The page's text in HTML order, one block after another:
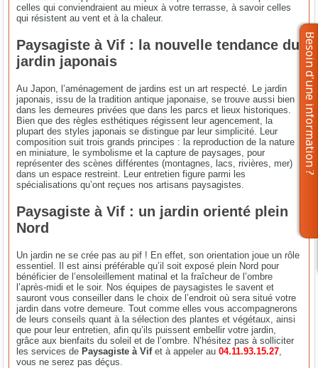
celles qui conviendraient au mieux à votre terrasse, à savoir celles
qui résistent au vent et à la chaleur.
Paysagiste à Vif : la nouvelle tendance du
jardin japonais
Au Japon, l’aménagement de jardins est un art respecté. Le jardin
japonais, issu de la tradition antique japonaise, se trouve aussi bien
dans les demeures privées que dans les parcs et lieux historiques.
Bien que des règles esthétiques régissent leur agencement, la
plupart des styles japonais se distingue par leur simplicité. Leur
composition suit trois grands principes : la reproduction de la nature
en miniature, le symbolisme et la capture de paysages, pour
représenter des scènes différentes (montagnes, lacs, rivières, mer)
dans un espace restreint. Leur entretien figure parmi les
spécialisations qu’ont reçues nos artisans paysagistes.
Paysagiste à Vif : un jardin orienté plein
Nord
Un jardin ne se crée pas au pif ! En effet, son orientation joue un rôle
essentiel. Il est ainsi préférable qu’il soit exposé plein Nord pour
bénéficier de l’ensoleillement matinal et la fraîcheur de l’ombre
l’après-midi et le soir. Nos équipes de paysagistes le savent et
sauront vous conseiller dans le choix de l’endroit où sera situé votre
jardin dans votre demeure. Tout comme elles vous accompagnerons
de leurs conseils quant à la sélection des plantes et végétaux, ainsi
que pour leur entretien, afin qu’ils puissent embellir votre jardin,
grâce aux bienfaits du soleil et de l’ombre. N’hésitez pas à solliciter
les services dePaysagiste à Vifet à appeler au04.11.93.15.27
vous ne serez pas déçus.